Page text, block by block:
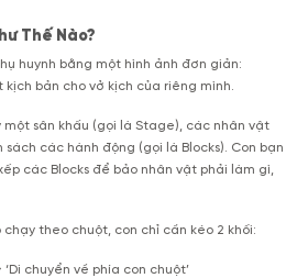
Thế Nào?
huynh bằng một hình ảnh đơn giản:
bản cho vở kịch của riêng mình.
một sân khấu (gọi là Stage), các nhân vật
các hành động (gọi là Blocks). Con bạn
các Blocks để bảo nhân vật phải làm gì,
theo chuột, con chỉ cần kéo 2 khối:
chuyển về phía con chuột’